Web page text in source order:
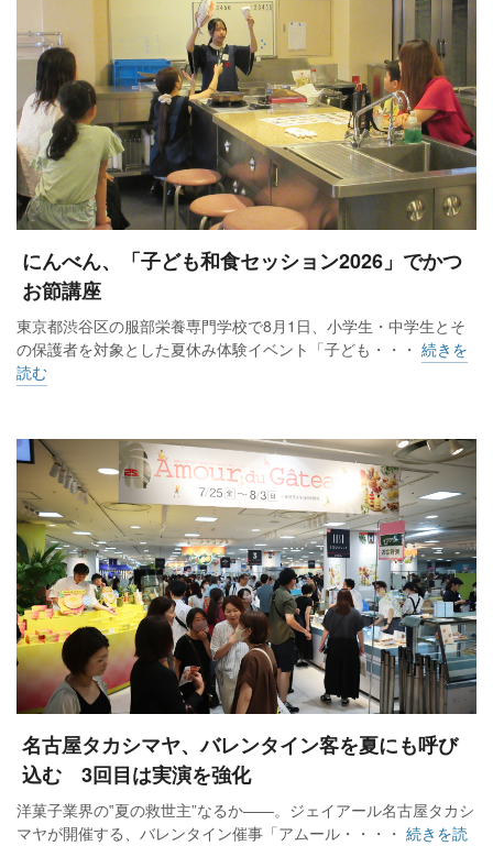
にんべん、「子ども和食セッション2026」でかつ
お節講座
東京都渋谷区の服部栄養専門学校で8月1日、小学生・中学生とそ
の保護者を対象とした夏休み体験イベント「子ども・・・ 続きを
読む
名古屋タカシマヤ、バレンタイン客を夏にも呼び
込む 3回目は実演を強化
洋菓子業界の‟夏の救世主”なるか――。ジェイアール名古屋タカシ
マヤが開催する、バレンタイン催事「アムール・・・・ 続きを読